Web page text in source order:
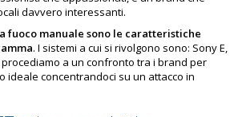
davvero interessanti.
fuoco manuale sono le caratteristiche
. I sistemi a cui si rivolgono sono: Sony E,
procediamo a un confronto tra i brand per
ideale concentrandoci su un attacco in